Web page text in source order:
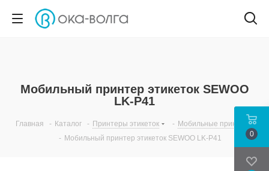
Мобильный принтер этикеток SEWOO
LK-P41
Главная - Каталог - Принтеры этикеток - Мобильные принтеры
- Мобильный принтер этикеток SEWOO LK-P41 0